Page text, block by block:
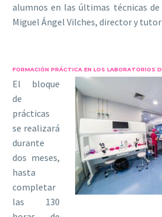
alumnos en las últimas técnicas de
Miguel Ángel Vilches, director y
FORMACIÓN PRÁCTICA EN LOS LABORATORIOS
El bloque
de
prácticas
se realizará
durante
dos meses,
hasta
completar
las 130